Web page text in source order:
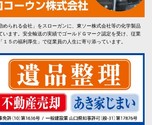
られる会社」をスローガンに、東ソー株式会社等の化学製品
います。安全輸送の実績でゴールドＧマーク認定を受け、従業
１５の福利厚生」で従業員の人生に寄り添っています。